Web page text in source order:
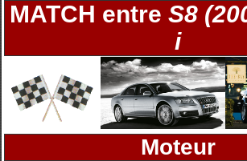
MATCH entre S8
i
Moteur